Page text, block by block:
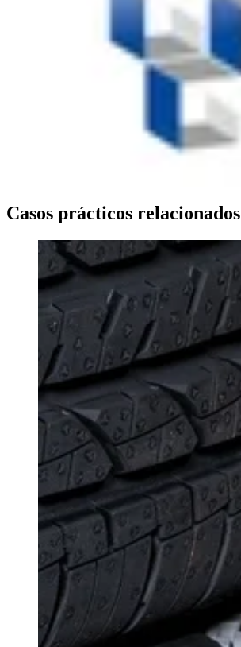
Casos prácticos relacionados